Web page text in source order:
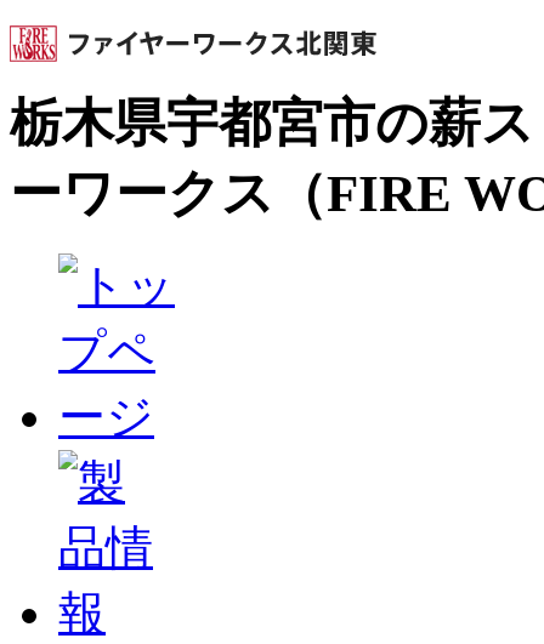
栃木県宇都宮市の薪
ーワークス（FIRE